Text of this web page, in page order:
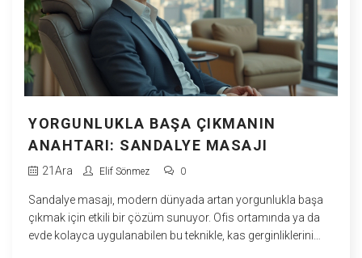
YORGUNLUKLA BAŞA ÇIKMANIN
ANAHTARI: SANDALYE MASAJI
21 Ara Elif Sönmez 0
Sandalye masajı, modern dünyada artan yorgunlukla başa
çıkmak için etkili bir çözüm sunuyor. Ofis ortamında ya da
evde kolayca uygulanabilen bu teknikle, kas gerginliklerini